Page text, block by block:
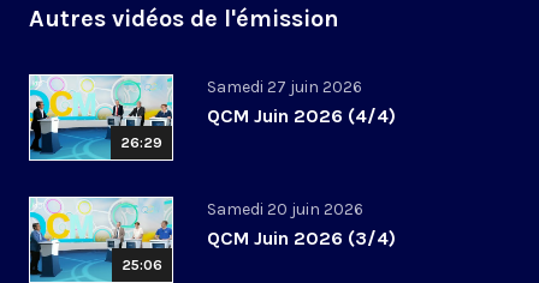
Autres vidéos de l'émission
26:29
Samedi 27 juin 2026
QCM Juin 2026 (4/4)
25:06
Samedi 20 juin 2026
QCM Juin 2026 (3/4)